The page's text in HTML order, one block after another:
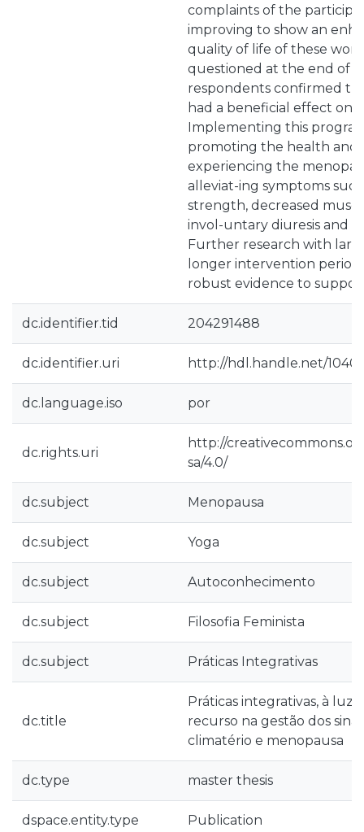
complaints of the
improving to show an
quality of life of these
questioned at the end of
respondents confirmed
had a beneficial effect on
Implementing this
promoting the health and
experiencing the
alleviat-ing symptoms
strength, decreased
invol-untary diuresis and
Further research with
longer intervention
robust evidence to
dc.identifier.tid 204291488
dc.identifier.uri http://hdl.handle.net/
dc.language.iso por
dc.rights.uri
http://
sa/4.0/
dc.subject Menopausa
dc.subject Yoga
dc.subject Autoconhecimento
dc.subject Filosofia Feminista
dc.subject Práticas Integrativas
dc.title
Práticas integrativas, à luz
recurso na gestão dos
climatério e menopausa
dc.type master thesis
dspace.entity.type Publication